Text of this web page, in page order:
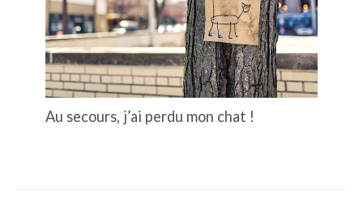
Au secours, j’ai perdu mon chat !